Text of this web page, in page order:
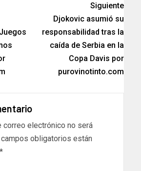
Siguiente
Djokovic asumió su
responsabilidad tras la
caída de Serbia en la
Copa Davis por
purovinotinto.com
correo electrónico no será
obligatorios están
*